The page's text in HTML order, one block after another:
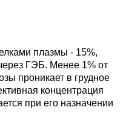
плазмы - 15%,
ГЭБ. Менее 1% от
проникает в грудное
концентрация
при его назначении